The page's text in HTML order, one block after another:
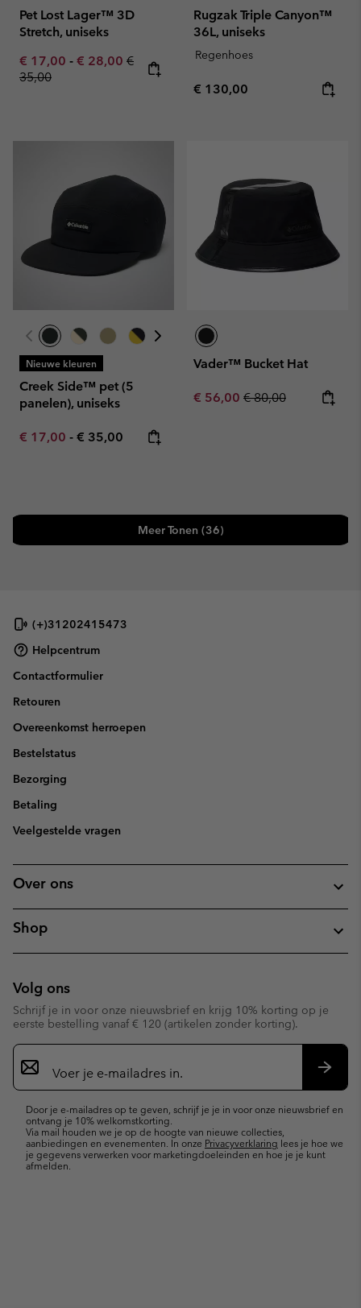
Pet Lost Lager™ 3D
Stretch, uniseks
Minimum sale price:
€ 17,00 - Maximum sale price:
€ 28,00 Regular price:
€
35,00
Rugzak Triple Canyon™
36L, uniseks
Regenhoes
Regular price:
€ 130,00
Nieuwe kleuren
Creek Side™ pet (5
panelen), uniseks
Minimum sale price:
€ 17,00 - Maximum price:
€ 35,00
Vader™ Bucket Hat
Sale price:
€ 56,00 Regular price:
€ 80,00
Meer Tonen (36)
(+)31202415473
Helpcentrum
Contactformulier
Retouren
Overeenkomst herroepen
Bestelstatus
Bezorging
Betaling
Veelgestelde vragen
Over ons
Shop
Volg ons
Schrijf je in voor onze nieuwsbrief en krijg 10% korting op je
eerste bestelling vanaf € 120 (artikelen zonder korting).
Aanmelden
voor
e-
Door je e-mailadres op te geven, schrijf je je in voor onze nieuwsbrief en
ontvang je 10% welkomstkorting.
Via mail houden we je op de hoogte van nieuwe collecties,
aanbiedingen en evenementen. In onze Privacyverklaring lees je hoe we
je gegevens verwerken voor marketingdoeleinden en hoe je je kunt
afmelden.